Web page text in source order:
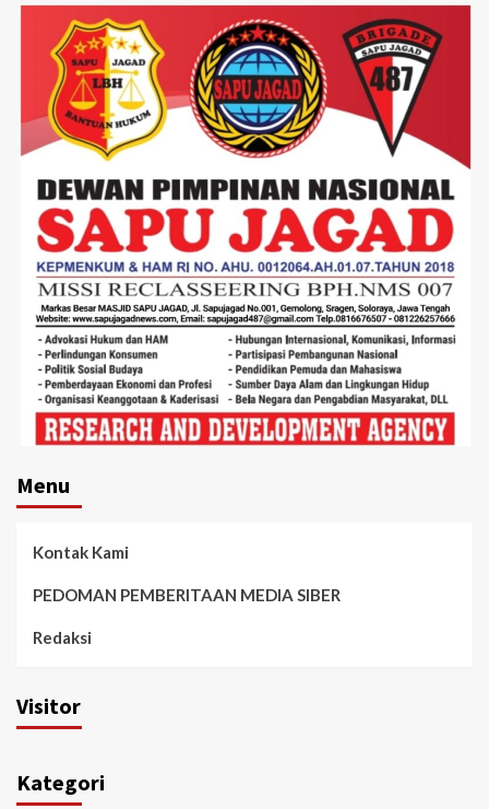
Menu
Kontak Kami
PEDOMAN PEMBERITAAN MEDIA SIBER
Redaksi
Visitor
Kategori